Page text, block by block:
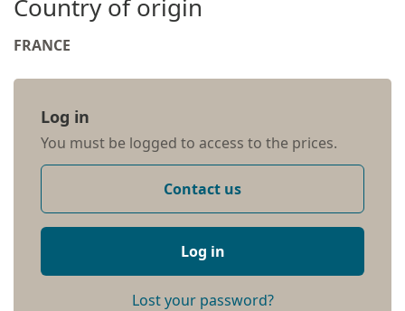
Country of origin
FRANCE
Log in
You must be logged to access to the prices.
Contact us
Log in
Lost your password?